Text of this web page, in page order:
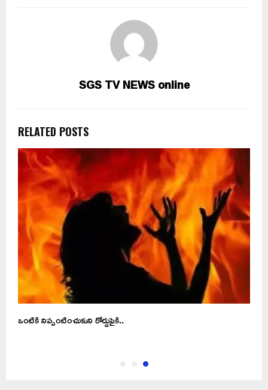
SGS TV NEWS online
RELATED POSTS
ఒంటికి నిప్పంటించుకుని రోడ్డుపైకి..